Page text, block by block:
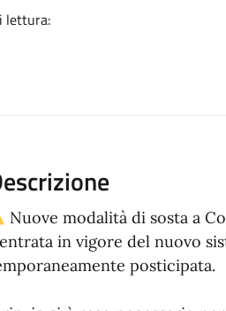
lettura:
Nuove modalità di sosta a
in vigore del nuovo
posticipata.